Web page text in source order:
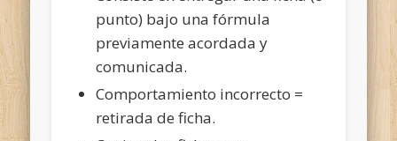
punto) bajo una fórmula
previamente acordada y
comunicada.
Comportamiento incorrecto =
retirada de ficha.